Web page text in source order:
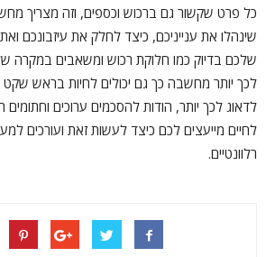
כל פרט שקשור גם ברכוש וכספים, וזה מצריך
שינהלו את ענייניכם, כיצד לחלק את עיזבונכם
שלכם בדיוק כמו חלוקת רכוש ומשאבים במקרה
לכך יותר מחשבה כך גם יכולים לחיות בראש שקט
לדאוג לכך יותר, הודות להסכמים ערוכים
לחיים מייעצים לכם כיצד לעשות זאת ועורכים
רלוונטיים.